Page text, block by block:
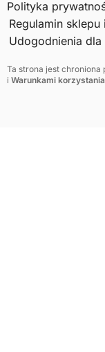
Polityka
Regulamin
Udogodnienia dla
Ta strona jest chroniona
i Warunkami